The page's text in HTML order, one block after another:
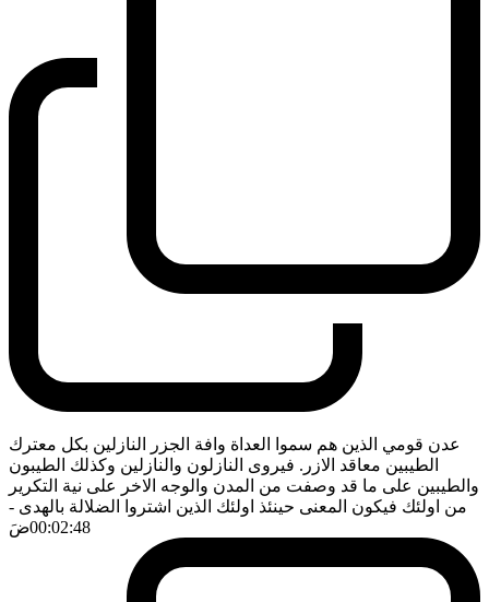
عدن قومي الذين هم سموا العداة وافة الجزر النازلين بكل معترك
الطيبين معاقد الازر. فيروى النازلون والنازلين وكذلك الطيبون
والطيبين على ما قد وصفت من المدن والوجه الاخر على نية التكرير
من اولئك فيكون المعنى حينئذ اولئك الذين اشتروا الضلالة بالهدى -
00:02:48ضَ